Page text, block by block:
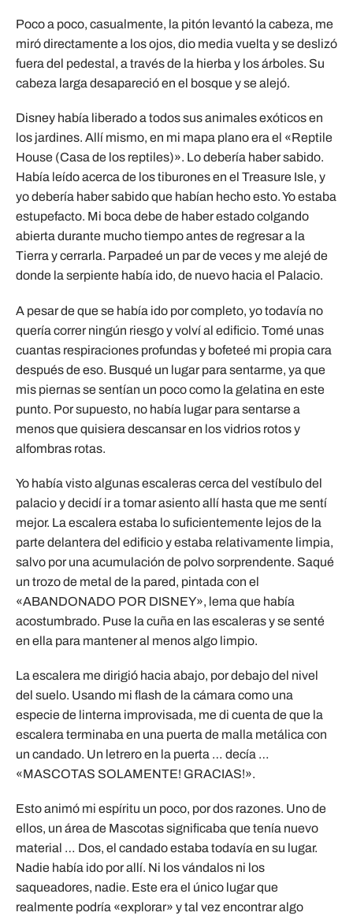
Poco a poco, casualmente, la pitón levantó la cabeza, me
miró directamente a los ojos, dio media vuelta y se deslizó
fuera del pedestal, a través de la hierba y los árboles. Su
cabeza larga desapareció en el bosque y se alejó.
Disney había liberado a todos sus animales exóticos en
los jardines. Allí mismo, en mi mapa plano era el «Reptile
House (Casa de los reptiles)». Lo debería haber sabido.
Había leído acerca de los tiburones en el Treasure Isle, y
yo debería haber sabido que habían hecho esto. Yo estaba
estupefacto. Mi boca debe de haber estado colgando
abierta durante mucho tiempo antes de regresar a la
Tierra y cerrarla. Parpadeé un par de veces y me alejé de
donde la serpiente había ido, de nuevo hacia el Palacio.
A pesar de que se había ido por completo, yo todavía no
quería correr ningún riesgo y volví al edificio. Tomé unas
cuantas respiraciones profundas y bofeteé mi propia cara
después de eso. Busqué un lugar para sentarme, ya que
mis piernas se sentían un poco como la gelatina en este
punto. Por supuesto, no había lugar para sentarse a
menos que quisiera descansar en los vidrios rotos y
alfombras rotas.
Yo había visto algunas escaleras cerca del vestíbulo del
palacio y decidí ir a tomar asiento allí hasta que me sentí
mejor. La escalera estaba lo suficientemente lejos de la
parte delantera del edificio y estaba relativamente limpia,
salvo por una acumulación de polvo sorprendente. Saqué
un trozo de metal de la pared, pintada con el
«ABANDONADO POR DISNEY», lema que había
acostumbrado. Puse la cuña en las escaleras y se senté
en ella para mantener al menos algo limpio.
La escalera me dirigió hacia abajo, por debajo del nivel
del suelo. Usando mi flash de la cámara como una
especie de linterna improvisada, me di cuenta de que la
escalera terminaba en una puerta de malla metálica con
un candado. Un letrero en la puerta … decía …
«MASCOTAS SOLAMENTE! GRACIAS!».
Esto animó mi espíritu un poco, por dos razones. Uno de
ellos, un área de Mascotas significaba que tenía nuevo
material … Dos, el candado estaba todavía en su lugar.
Nadie había ido por allí. Ni los vándalos ni los
saqueadores, nadie. Este era el único lugar que
realmente podría «explorar» y tal vez encontrar algo